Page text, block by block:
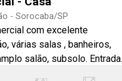
- Sorocaba/SP
com excelente
várias salas , banheiros,
salão, subsolo. Entrada